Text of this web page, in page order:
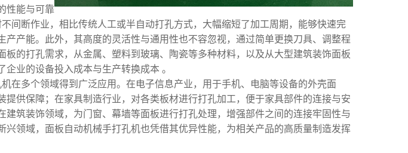
性能与可靠
间断作业，相比传统人工或半自动打孔方式，大幅缩短了加工周期，能够快速完
产产能。此外，其高度的灵活性与通用性也不容忽视，通过简单更换刀具、调整程
板的打孔需求，从金属、塑料到玻璃、陶瓷等多种材料，以及从大型建筑装饰面板
业的设备投入成本与生产转换成本 。
在多个领域得到广泛应用。在电子信息产业，用于手机、电脑等设备的外壳面
提供保障；在家具制造行业，对各类板材进行打孔加工，便于家具部件的连接与安
建筑装饰领域，为门窗、幕墙等面板进行打孔处理，增强部件之间的连接牢固性与
兴领域，面板自动机械手打孔机也凭借其优异性能，为相关产品的高质量制造发挥